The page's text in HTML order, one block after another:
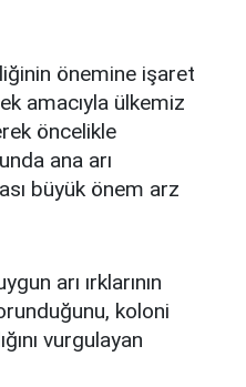
önemine işaret
amacıyla ülkemiz
öncelikle
ana arı
büyük önem arz
arı ırklarının
koloni
vurgulayan